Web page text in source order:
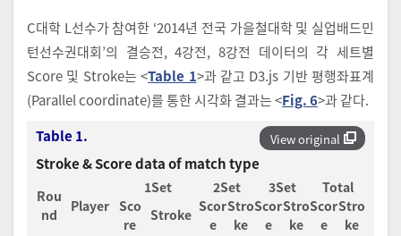
C대학 L선수가 참여한 ‘2014년 전국 가을철대학 및 실업배드민
턴선수권대회’의 결승전, 4강전, 8강전 데이터의 각 세트별
Score 및 Stroke는 <Table 1>과 같고 D3.js 기반 평행좌표계
(Parallel coordinate)를 통한 시각화 결과는 <Fig. 6>과 같다.
View original
Table 1.
Stroke & Score data of match type
Rou
nd
Player
1Set 2Set 3Set
Total
Sco
re
Stroke Scor
e
Stro
ke
Scor
e
Stro
ke
Scor
e
Stro
ke